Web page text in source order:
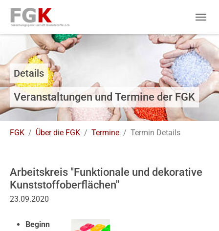
Details
Veranstaltungen und Termine der FGK
Sie sind hier:
FGK Über die FGK Termine Termin Details
Arbeitskreis "Funktionale und dekorative
Kunststoffoberflächen"
23.09.2020
Beginn